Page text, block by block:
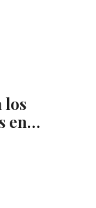
los
en…